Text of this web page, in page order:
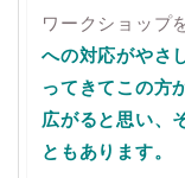
ワークショップ
への対応がやさ
ってきてこの方
広がると思い、
ともあります。